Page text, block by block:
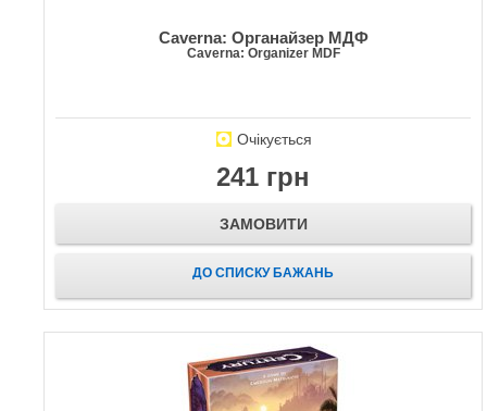
Caverna: Органайзер МДФ
Caverna: Organizer MDF
Очікується
241 грн
ЗАМОВИТИ
ДО СПИСКУ БАЖАНЬ